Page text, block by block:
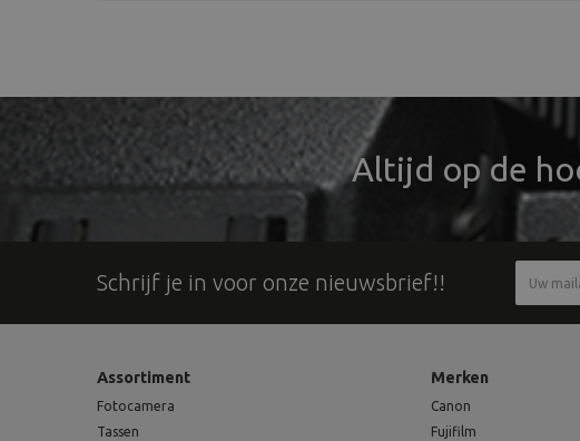
Altijd op de
Schrijf je in voor onze nieuwsbrief!!
Assortiment
Fotocamera
Tassen
Merken
Canon
Fujifilm